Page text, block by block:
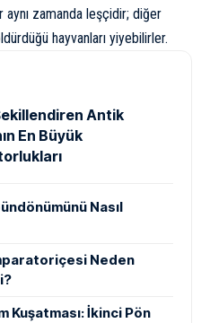
aynı zamanda leşçidir; diğer
hayvanları yiyebilirler.
Antik
En Büyük
Nasıl
Neden
Kuşatması: İkinci Pön